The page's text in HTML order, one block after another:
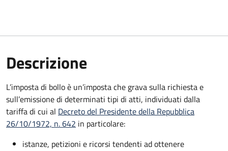
Descrizione
L’imposta di bollo è un’imposta che grava sulla richiesta e
sull’emissione di determinati tipi di atti, individuati dalla
tariffa di cui al Decreto del Presidente della Repubblica
26/10/1972, n. 642 in particolare:
istanze, petizioni e ricorsi tendenti ad ottenere